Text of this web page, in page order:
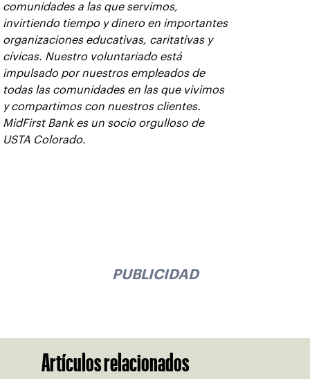
comunidades a las que servimos,
invirtiendo tiempo y dinero en importantes
organizaciones educativas, caritativas y
cívicas. Nuestro voluntariado está
impulsado por nuestros empleados de
todas las comunidades en las que vivimos
y compartimos con nuestros clientes.
MidFirst Bank es un socio orgulloso de
USTA Colorado.
PUBLICIDAD
Artículos relacionados